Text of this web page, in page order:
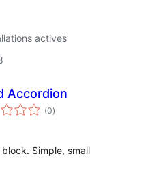
actives
Accordion
(0notes
en
)
Simple, small